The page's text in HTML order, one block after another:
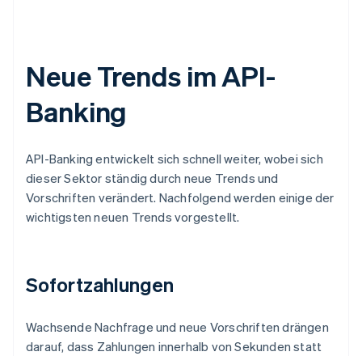
Neue Trends im API-
Banking
API-Banking entwickelt sich schnell weiter, wobei sich
dieser Sektor ständig durch neue Trends und
Vorschriften verändert. Nachfolgend werden einige der
wichtigsten neuen Trends vorgestellt.
Sofortzahlungen
Wachsende Nachfrage und neue Vorschriften drängen
darauf, dass Zahlungen innerhalb von Sekunden statt